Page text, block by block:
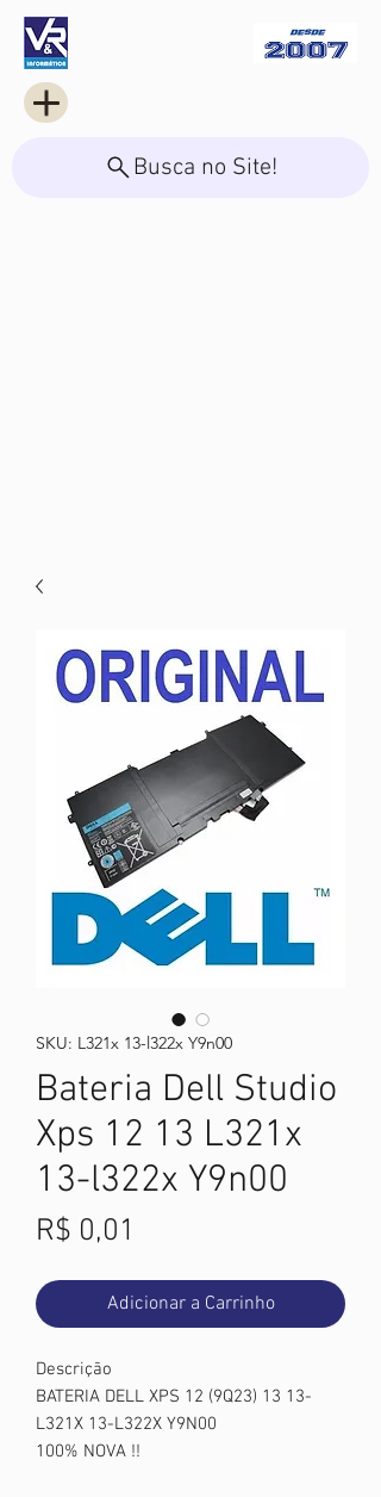
Busca no Site!
SKU: L321x 13-l322x Y9n00
Bateria Dell Studio
Xps 12 13 L321x
13-l322x Y9n00
R$ 0,01
Adicionar a Carrinho
Descrição
BATERIA DELL XPS 12 (9Q23) 13 13-
L321X 13-L322X Y9N00
100% NOVA !!